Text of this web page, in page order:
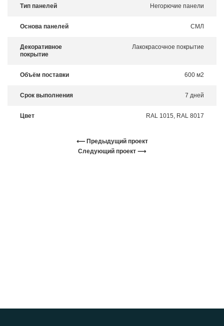
Тип панелей Негорючие панели
Основа панелей СМЛ
Декоративное
покрытие
Лакокрасочное покрытие
Объём поставки 600 м2
Срок выполнения 7 дней
Цвет RAL 1015, RAL 8017
⟵ Предыдущий проект
Следующий проект ⟶